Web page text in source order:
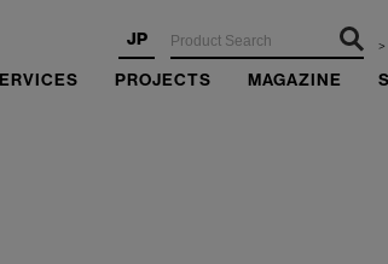
JP
PROJECTS MAGAZINE